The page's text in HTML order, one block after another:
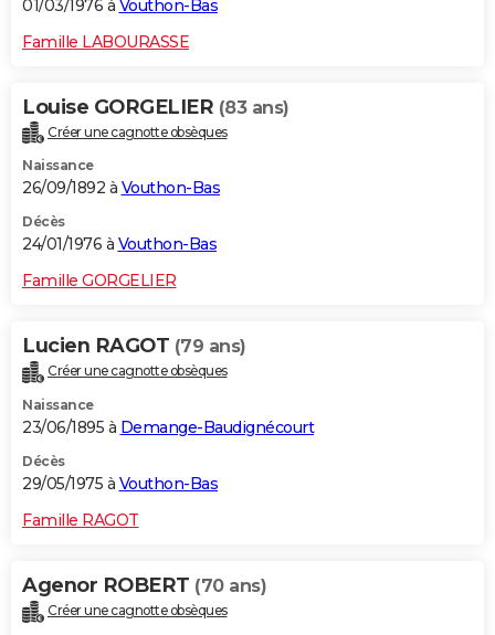
01/03/1976 à Vouthon-Bas
Famille LABOURASSE
Louise GORGELIER (83 ans)
Créer une cagnotte obsèques
Naissance
26/09/1892 à Vouthon-Bas
Décès
24/01/1976 à Vouthon-Bas
Famille GORGELIER
Lucien RAGOT (79 ans)
Créer une cagnotte obsèques
Naissance
23/06/1895 à Demange-Baudignécourt
Décès
29/05/1975 à Vouthon-Bas
Famille RAGOT
Agenor ROBERT (70 ans)
Créer une cagnotte obsèques